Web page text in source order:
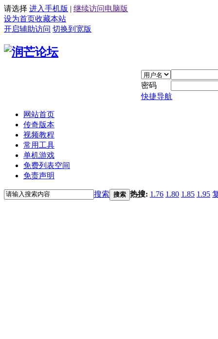
请选择 进入手机版 | 继续访问电脑版
设为首页收藏本站
开启辅助访问 切换到宽版
密码
快捷导航
网站首页
传奇版本
视频教程
常用工具
单机游戏
免费列表空间
免责声明
搜索 搜索 热搜: 1.76 1.80 1.85 1.95